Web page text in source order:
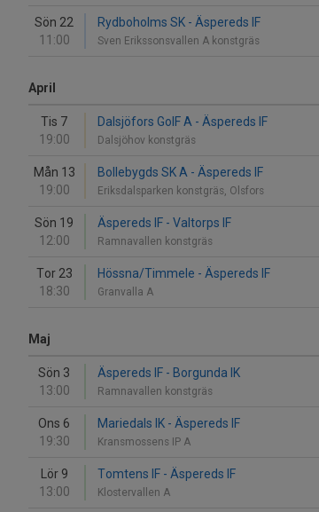
Sön 22
11:00
Rydboholms SK - Äspereds IF
Sven Erikssonsvallen A konstgräs
April
Tis 7
19:00
Dalsjöfors GoIF A - Äspereds IF
Dalsjöhov konstgräs
Mån 13
19:00
Bollebygds SK A - Äspereds IF
Eriksdalsparken konstgräs, Olsfors
Sön 19
12:00
Äspereds IF - Valtorps IF
Ramnavallen konstgräs
Tor 23
18:30
Hössna/Timmele - Äspereds IF
Granvalla A
Maj
Sön 3
13:00
Äspereds IF - Borgunda IK
Ramnavallen konstgräs
Ons 6
19:30
Mariedals IK - Äspereds IF
Kransmossens IP A
Lör 9
13:00
Tomtens IF - Äspereds IF
Klostervallen A